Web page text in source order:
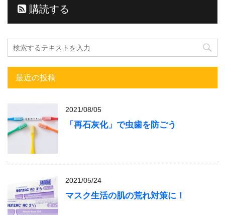
購読する
最近の投稿
2021/08/05
「再石灰化」で虫歯を防ごう
2021/05/24
マスク生活の肌の荒れ対策に！